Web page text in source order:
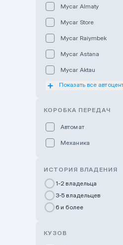
Mycar Almaty
Mycar Store
Mycar Raiymbek
Mycar Astana
Mycar Aktau
Mycar Uralsk
GWM Nurly Zhol
Chery Astana
Показать все
КОРОБКА ПЕРЕДАЧ
Автомат
Механика
ИСТОРИЯ ВЛАДЕНИЯ
1-2 владельца
3-5 владельцев
6 и более
КУЗОВ